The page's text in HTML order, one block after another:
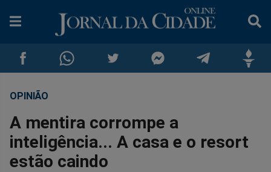
Compartilhar
no
Facebook
Compartilhar
no
Whatsapp
no
Twitter
no
OPINIÃO
A mentira corrompe a
inteligência... A casa e o resort
estão caindo